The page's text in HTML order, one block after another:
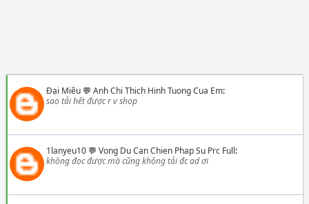
Đại Miêu💬 Anh Chi Thich Hinh Tuong Cua Em:
sao tải hết được r v shop
1lanyeu10💬 Vong Du Can Chien Phap Su Prc Full:
không đọc được mà cũng không tải đc ad ơi